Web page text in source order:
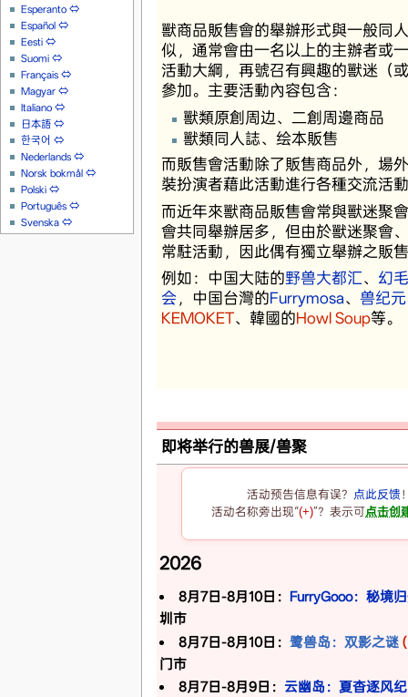
獸商品販售會的舉辦形式與一般同
似，通常會由一名以上的主辦者或
活動大綱，再號召有興趣的獸迷（
參加。主要活動內容包含：
獸類原創周边、二創周邊商品
獸類同人誌、绘本販售
而販售會活動除了販售商品外，場
裝扮演者藉此活動進行各種交流活
而近年來獸商品販售會常與獸迷聚
會共同舉辦居多，但由於獸迷聚會
常駐活動，因此偶有獨立舉辦之販
例如：中国大陆的野兽大都汇、 幻
会，中国台灣的Furrymosa、 兽纪元
KEMOKET、韓國的Howl Soup等。
即将举行的兽展/兽聚
活动预告信息有误？ 点此反馈
活动名称旁出现“(+)”？表示可点击创
2026
8月7日-8月10日： FurryGooo：秘境
圳市
8月7日-8月10日： 鹭兽岛：双影之谜
门市
8月7日-8月9日： 云幽岛：夏杳逐风纪
Esperanto ⇔
Español ⇔
Eesti ⇔
Suomi ⇔
Français ⇔
Magyar ⇔
Italiano ⇔
日本語 ⇔
한국어 ⇔
Nederlands ⇔
Norsk bokmål ⇔
Polski ⇔
Português ⇔
Svenska ⇔